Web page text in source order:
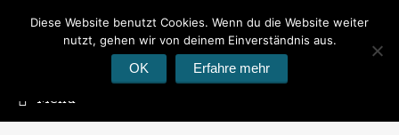
Peter's Photoblog
Hier geht es um Fotos
Menu
Diese Website benutzt Cookies. Wenn du die Website weiter
nutzt, gehen wir von deinem Einverständnis aus.
OK Erfahre mehr